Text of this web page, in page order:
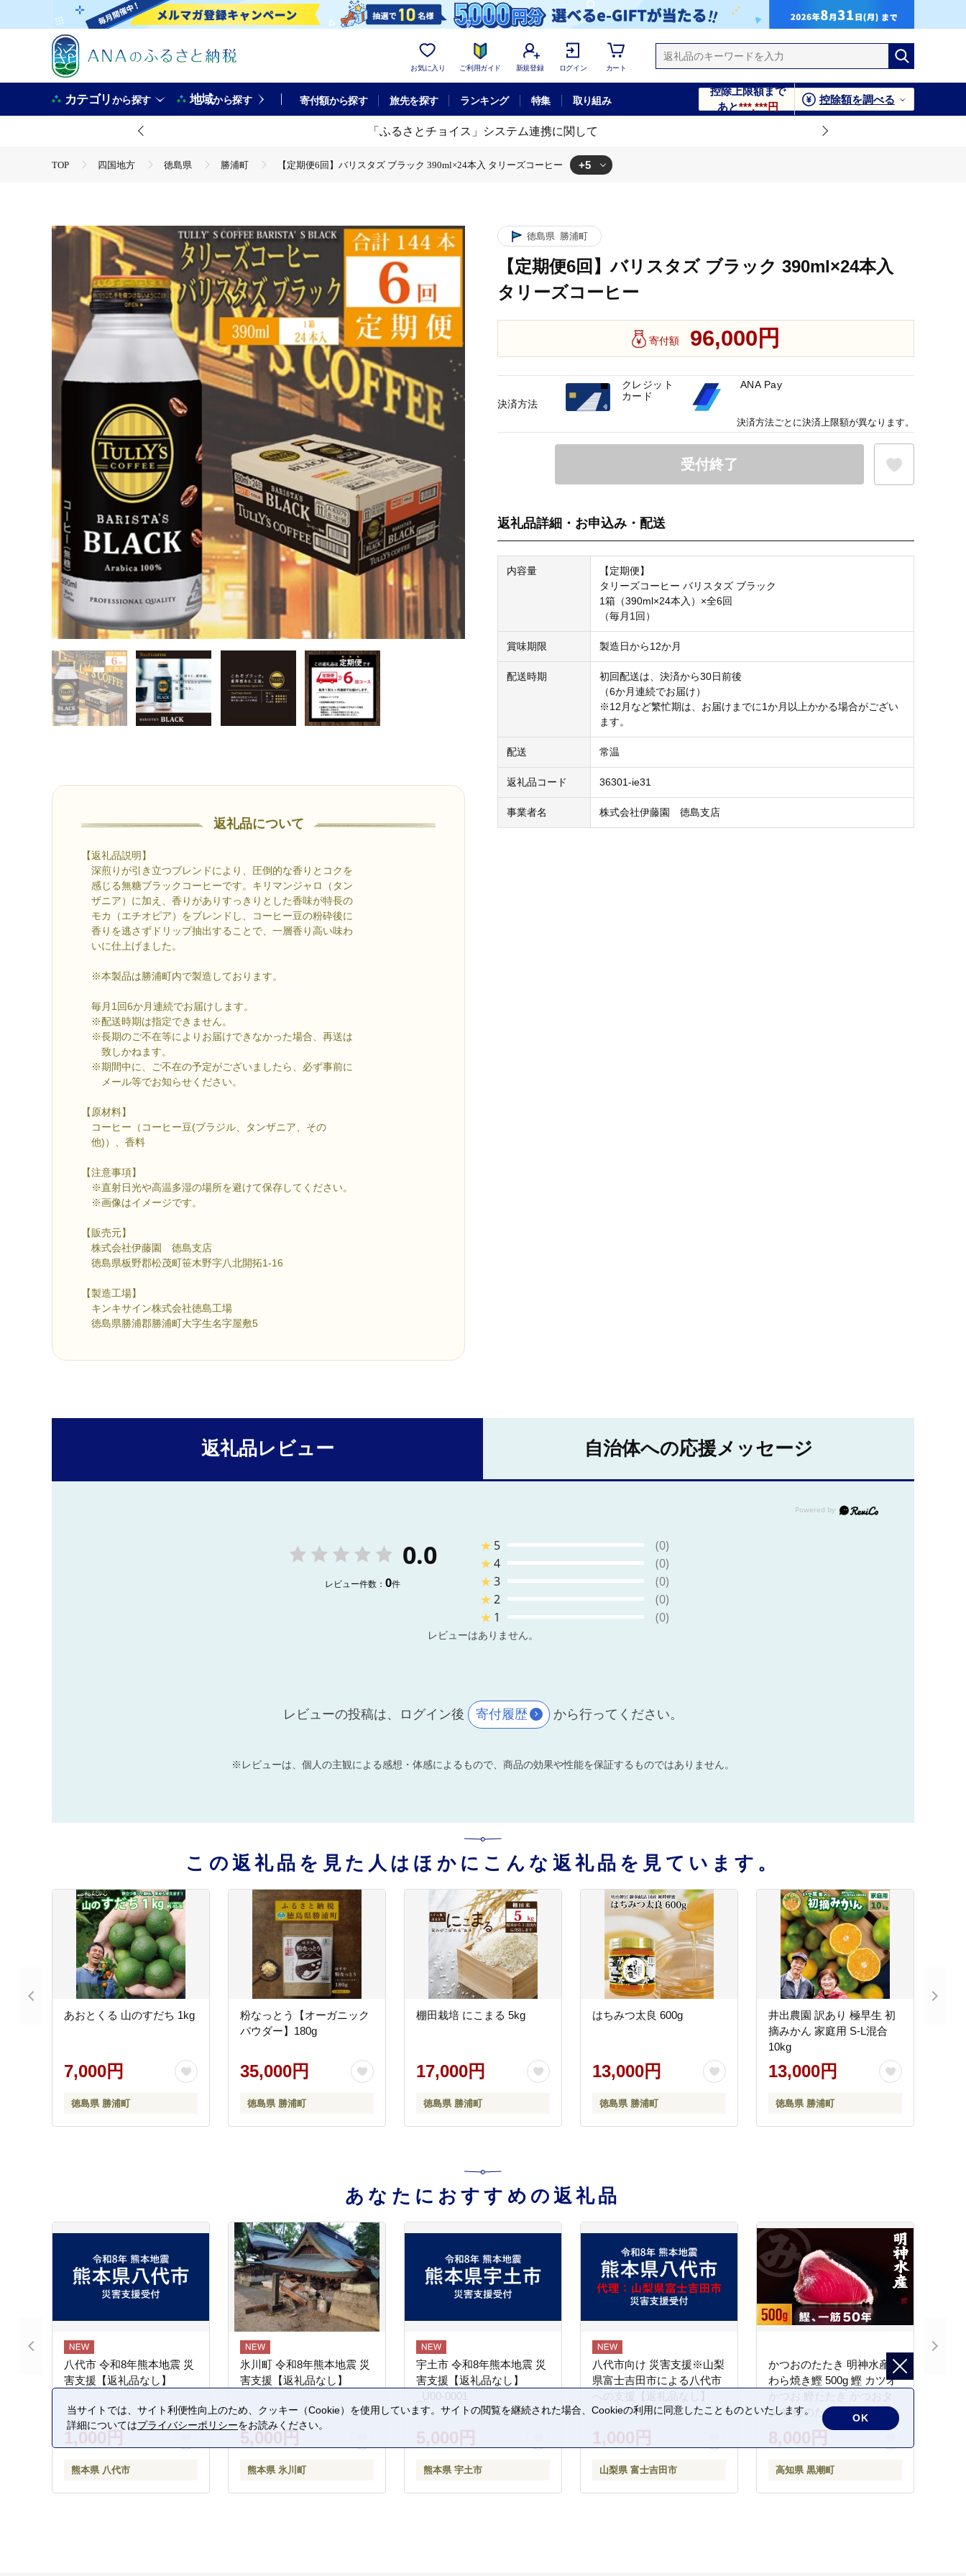
お気に入り ご利用ガイド 新規登録 ログイン カート
カテゴリから探す 地域から探す 寄付額から探す 旅先を探す ランキング 特集 取り組み
控除上限額まで
あと***,***円
控除額を調べる
「ふるさとチョイス」システム連携に関して
TOP 四国地方 徳島県 勝浦町 【定期便6回】バリスタズ ブラック 390ml×24本入 タリーズコーヒー +5
TOP
飲料（酒以外） ソフトドリンク コーヒー 【定期便6回】バリスタズ ブラック 390ml×24本入 タリーズコーヒー
返礼品について
【返礼品説明】
深煎りが引き立つブレンドにより、圧倒的な香りとコクを
感じる無糖ブラックコーヒーです。キリマンジャロ（タン
ザニア）に加え、香りがありすっきりとした香味が特長の
モカ（エチオピア）をブレンドし、コーヒー豆の粉砕後に
香りを逃さずドリップ抽出することで、一層香り高い味わ
いに仕上げました。
※本製品は勝浦町内で製造しております。
毎月1回6か月連続でお届けします。
※配送時期は指定できません。
※長期のご不在等によりお届けできなかった場合、再送は
致しかねます。
※期間中に、ご不在の予定がございましたら、必ず事前に
メール等でお知らせください。
【原材料】
コーヒー（コーヒー豆(ブラジル、タンザニア、その
他)）、香料
【注意事項】
※直射日光や高温多湿の場所を避けて保存してください。
※画像はイメージです。
【販売元】
株式会社伊藤園 徳島支店
徳島県板野郡松茂町笹木野字八北開拓1-16
【製造工場】
キンキサイン株式会社徳島工場
徳島県勝浦郡勝浦町大字生名字屋敷5
徳島県 勝浦町
【定期便6回】バリスタズ ブラック 390ml×24本入
タリーズコーヒー
寄付額 96,000円
受付終了
返礼品詳細・お申込み・配送
内容量
【定期便】
タリーズコーヒー バリスタズ ブラック
1箱（390ml×24本入）×全6回
（毎月1回）
賞味期限 製造日から12か月
配送時期
初回配送は、決済から30日前後
（6か月連続でお届け）
※12月など繁忙期は、お届けまでに1か月以上かかる場合がござい
ます。
配送 常温
返礼品コード 36301-ie31
事業者名 株式会社伊藤園 徳島支店
決済方法
クレジット
カード
ANA Pay
決済方法ごとに決済上限額が異なります。
返礼品レビュー 自治体への応援メッセージ
0.0
レビュー件数： 0件
★ 5
(0)
★4
(0)
★3
(0)
★2
(0)
★ 1 (0)
レビューはありません。
レビューの投稿は、ログイン後 寄付履歴 から行ってください。
※レビューは、個人の主観による感想・体感によるもので、商品の効果や性能を保証するものではありません。
この返礼品を見た人はほかにこんな返礼品を見ています。
あおとくる 山のすだち 1kg
7,000円
徳島県 勝浦町
粉なっとう【オーガニック
パウダー】180g
35,000円
徳島県 勝浦町
棚田栽培 にこまる 5kg
17,000円
徳島県 勝浦町
はちみつ太良 600g
13,000円
徳島県 勝浦町
井出農園 訳あり 極早生 初
摘みかん 家庭用 S-L混合
10kg
13,000円
徳島県 勝浦町
あなたにおすすめの返礼品
八代市 令和8年熊本地震 災
害支援【返礼品なし】
1,000円
熊本県 八代市
氷川町 令和8年熊本地震 災
害支援【返礼品なし】
5,000円
熊本県 氷川町
宇土市 令和8年熊本地震 災
害支援【返礼品なし】
_U00-0001
5,000円
熊本県 宇土市
八代市向け 災害支援※山梨
県富士吉田市による八代市
への支援【返礼品なし】
1,000円
山梨県 富士吉田市
かつおのたたき 明神水産
わら焼き鰹 500g 鰹 カツオ
かつお 鰹たたき かつおタ
タキ 鰹のたたき かつおの
タタキ 藁焼き わら焼き 魚
さかな 海鮮 刺身 お刺身 冷
ご当地 本場 高知 黒潮町 ギ
フト 贈答品 人気 返礼品 ふ
8,000円
高知県 黒潮町
当サイトでは、サイト利便性向上のため、クッキー（Cookie）を使用しています。サイトの閲覧を継続された場合、Cookieの利用に同意したことものといたします。
詳細についてはプライバシーポリシーをお読みください。
OK